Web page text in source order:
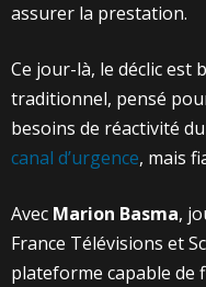
assurer la prestation.
Ce jour-là, le déclic est
traditionnel, pensé
besoins de réactivité
canal d’urgence, mais
Avec Marion Basma,
France Télévisions et
plateforme capable de